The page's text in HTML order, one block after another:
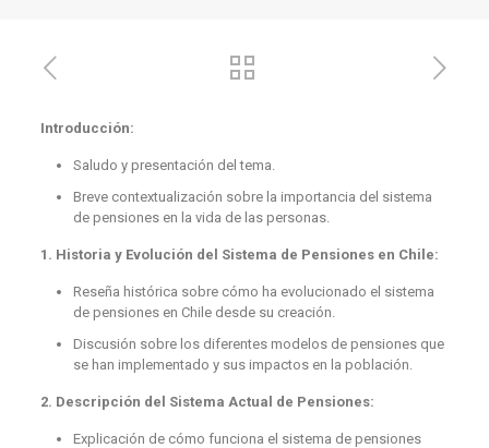
Introducción:
Saludo y presentación del tema.
Breve contextualización sobre la importancia del sistema
de pensiones en la vida de las personas.
1. Historia y Evolución del Sistema de Pensiones en Chile:
Reseña histórica sobre cómo ha evolucionado el sistema
de pensiones en Chile desde su creación.
Discusión sobre los diferentes modelos de pensiones que
se han implementado y sus impactos en la población.
2. Descripción del Sistema Actual de Pensiones:
Explicación de cómo funciona el sistema de pensiones